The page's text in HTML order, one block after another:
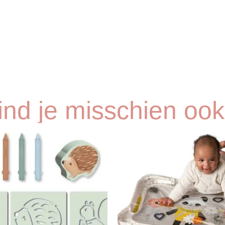
je misschien